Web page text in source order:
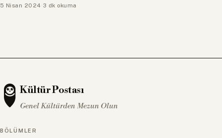
5 Nisan 2024·3 dk okuma
Kültür Postası
Genel Kültürden Mezun Olun
BÖLÜMLER